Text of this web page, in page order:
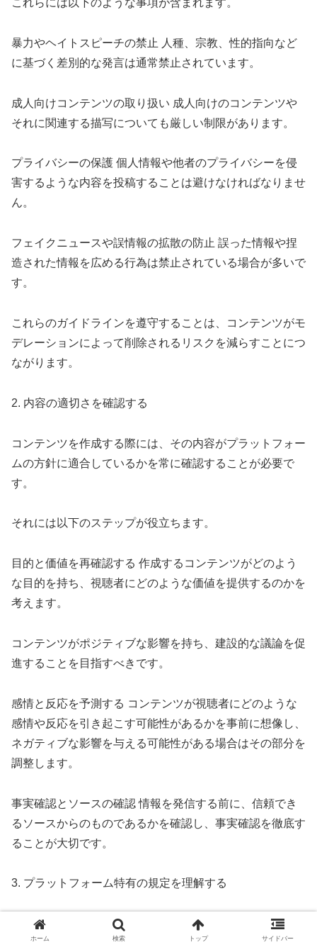
これらには以下のような事項が含まれます。
暴力やヘイトスピーチの禁止 人種、宗教、性的指向など
に基づく差別的な発言は通常禁止されています。
成人向けコンテンツの取り扱い 成人向けのコンテンツや
それに関連する描写についても厳しい制限があります。
プライバシーの保護 個人情報や他者のプライバシーを侵
害するような内容を投稿することは避けなければなりませ
ん。
フェイクニュースや誤情報の拡散の防止 誤った情報や捏
造された情報を広める行為は禁止されている場合が多いで
す。
これらのガイドラインを遵守することは、コンテンツがモ
デレーションによって削除されるリスクを減らすことにつ
ながります。
2. 内容の適切さを確認する
コンテンツを作成する際には、その内容がプラットフォー
ムの方針に適合しているかを常に確認することが必要で
す。
それには以下のステップが役立ちます。
目的と価値を再確認する 作成するコンテンツがどのよう
な目的を持ち、視聴者にどのような価値を提供するのかを
考えます。
コンテンツがポジティブな影響を持ち、建設的な議論を促
進することを目指すべきです。
感情と反応を予測する コンテンツが視聴者にどのような
感情や反応を引き起こす可能性があるかを事前に想像し、
ネガティブな影響を与える可能性がある場合はその部分を
調整します。
事実確認とソースの確認 情報を発信する前に、信頼でき
るソースからのものであるかを確認し、事実確認を徹底す
ることが大切です。
3. プラットフォーム特有の規定を理解する
各プラットフォームには独自の規定があるため、それを理
解することも重要です。
ホーム 検索 トップ サイドバー